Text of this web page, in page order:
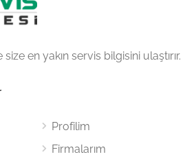
en yakın servis bilgisini ulaştırır.
Profilim
Firmalarım